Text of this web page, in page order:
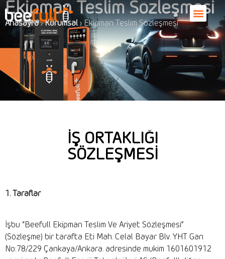
Ekipman Teslim Sözleşmesi
Anasayfa › Kurumsal ›Ekipman Teslim Sözleşmesi
İŞ ORTAKLIĞI
SÖZLEŞMESİ
1. Taraflar
İşbu “Beefull Ekipman Teslim Ve Ariyet Sözleşmesi”
(Sözleşme) bir tarafta Eti Mah. Celal Bayar Blv. YHT Garı
No:78/229 Çankaya/Ankara. adresinde mukim 1601601912